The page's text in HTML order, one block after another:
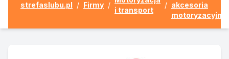
strefaslubu.pl / Firmy /
i transport
/ akcesoria
motoryzacyjne